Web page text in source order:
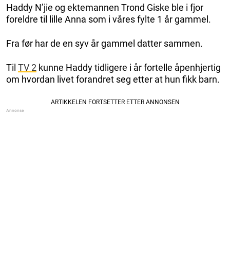
Haddy N’jie og ektemannen Trond Giske ble i fjor
foreldre til lille Anna som i våres fylte 1 år gammel.
Fra før har de en syv år gammel datter sammen.
Til TV 2 kunne Haddy tidligere i år fortelle åpenhjertig
om hvordan livet forandret seg etter at hun fikk barn.